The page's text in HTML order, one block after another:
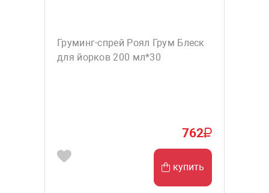
Груминг-спрей Роял Грум Блеск
для йорков 200 мл*30
762
купить